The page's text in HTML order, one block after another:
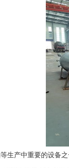
产中重要的设备之